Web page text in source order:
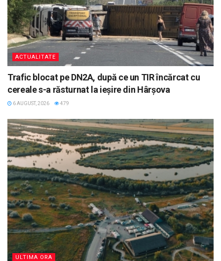
ACTUALITATE
Trafic blocat pe DN2A, după ce un TIR încărcat cu
cereale s-a răsturnat la ieșire din Hârșova
6 AUGUST, 2026 479
ULTIMA ORA